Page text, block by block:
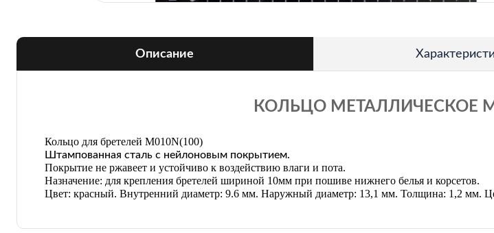
Описание
КОЛЬЦО МЕТАЛЛИЧЕСКОЕ
Кольцо для бретелей M010N(100)
Штампованная сталь с нейлоновым покрытием.
Покрытие не ржавеет и устойчиво к воздействию влаги и пота.
Назначение: для крепления бретелей шириной 10мм при пошиве нижнего белья и корсетов.
Цвет: красный. Внутренний диаметр: 9.6 мм. Наружный диаметр: 13,1 мм. Толщина: 1,2 мм.